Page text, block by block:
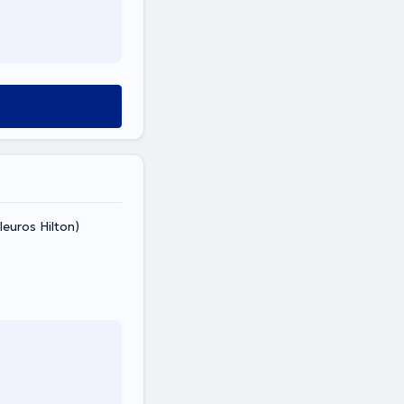
Hilton)